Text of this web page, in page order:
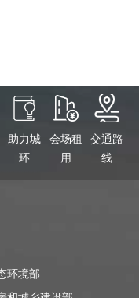
助力城
环
会场租
用
交通路
线
环境部